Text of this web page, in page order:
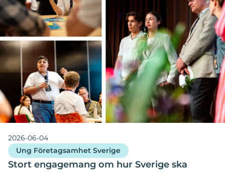
2026-06-04
Ung Företagsamhet Sverige
Stort engagemang om hur Sverige ska